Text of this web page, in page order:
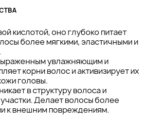
кислотой, оно глубоко питает
более мягкими, эластичными и
увлажняющим и
корни волос и активизирует их
головы.
в структуру волоса и
Делает волосы более
к внешним повреждениям.